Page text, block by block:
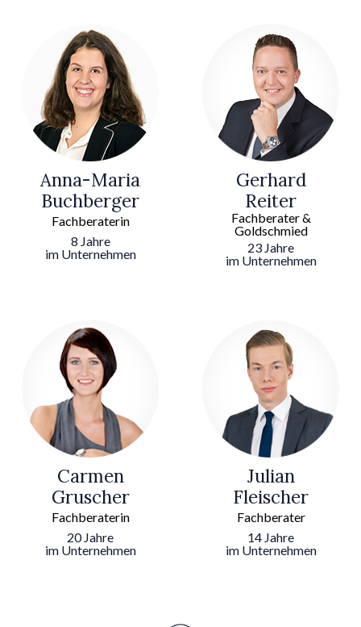
Anna-Maria
Buchberger
Fachberaterin
8 Jahre
im Unternehmen
Gerhard
Reiter
Fachberater &
Goldschmied
23 Jahre
im Unternehmen
Carmen
Gruscher
Fachberaterin
20 Jahre
im Unternehmen
Julian
Fleischer
Fachberater
14 Jahre
im Unternehmen